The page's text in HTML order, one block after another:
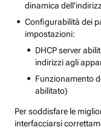
dinamica
Configurabilità dei
impostazioni:
DHCP server
indirizzi agli
Funzionamento
abilitato)
Per soddisfare le
interfacciarsi